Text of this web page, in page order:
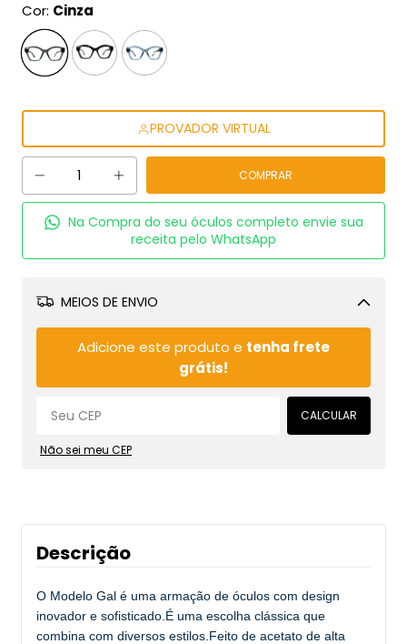
Cor: Cinza
PROVADOR VIRTUAL
Na Compra do seu óculos completo envie sua
receita pelo WhatsApp
MEIOS DE ENVIO
Adicione este produto e tenha frete
grátis!
CALCULAR
Não sei meu CEP
Descrição
O Modelo Gal é uma armação de óculos com design
inovador e sofisticado.É uma escolha clássica que
combina com diversos estilos.Feito de acetato de alta